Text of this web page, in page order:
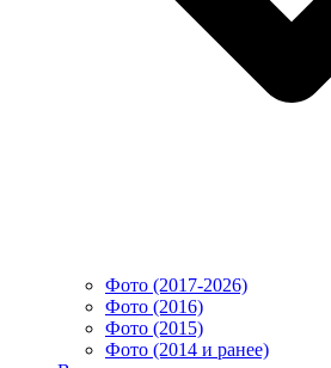
Фото (2017-2026)
Фото (2016)
Фото (2015)
Фото (2014 и ранее)